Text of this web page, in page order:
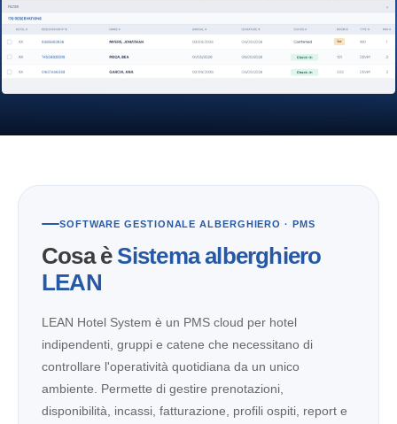
SOFTWARE GESTIONALE ALBERGHIERO · PMS
Cosa è Sistema alberghiero
LEAN
LEAN Hotel System è un PMS cloud per hotel
indipendenti, gruppi e catene che necessitano di
controllare l'operatività quotidiana da un unico
ambiente. Permette di gestire prenotazioni,
disponibilità, incassi, fatturazione, profili ospiti, report e